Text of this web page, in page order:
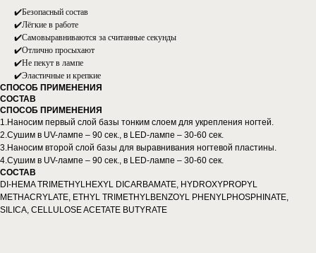
✔️Безопасный состав
✔️Лёгкие в работе
✔️Самовыравниваются за считанные секунды
✔️Отлично просыхают
✔️Не пекут в лампе
✔️Эластичные и крепкие
СПОСОБ ПРИМЕНЕНИЯ
СОСТАВ
СПОСОБ ПРИМЕНЕНИЯ
1.Наносим первый слой базы тонким слоем для укрепления ногтей.
2.Сушим в UV-лампе – 90 сек., в LED-лампе – 30-60 сек.
3.Наносим второй слой базы для выравнивания ногтевой пластины.
4.Сушим в UV-лампе – 90 сек., в LED-лампе – 30-60 сек.
СОСТАВ
DI-HEMA TRIMETHYLHEXYL DICARBAMATE, HYDROXYPROPYL
METHACRYLATE, ETHYL TRIMETHYLBENZOYL PHENYLPHOSPHINATE,
SILICA, CELLULOSE ACETATE BUTYRATE